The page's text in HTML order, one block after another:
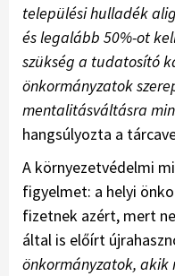
települési hulladék
és legalább 50%-ot
szükség a tudatosító
önkormányzatok
mentalitásváltásra
hangsúlyozta a
A környezetvédelmi
figyelmet: a helyi
fizetnek azért, mert
által is előírt
önkormányzatok,